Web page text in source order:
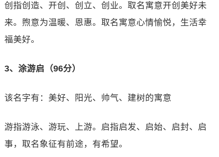
创指创造、开创、创立、创业。取名寓意开创美好未
来。煦意为温暖、恩惠。取名寓意心情愉悦，生活幸
福美好。
3、涂游启（96分）
该名字有：美好、阳光、帅气、建树的寓意
游指游泳、游玩、上游。启指启发、启始、启封、启
事，取名象征有前途，有希望。